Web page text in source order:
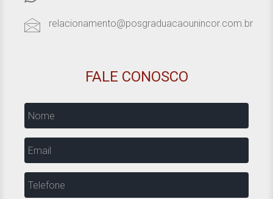
relacionamento@posgraduacaounincor.com.br
FALE CONOSCO